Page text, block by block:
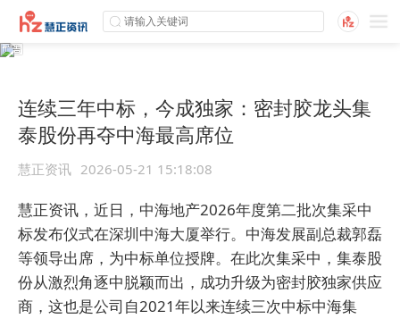
连续三年中标，今成独家：密封胶龙头集
泰股份再夺中海最高席位
慧正资讯 2026-05-21 15:18:08
慧正资讯， 近日，中海地产2026年度第二批次集采中
标发布仪式在深圳中海大厦举行。中海发展副总裁郭磊
等领导出席，为中标单位授牌。在此次集采中，集泰股
份从激烈角逐中脱颖而出，成功升级为密封胶独家供应
商，这也是公司自2021年以来连续三次中标中海集